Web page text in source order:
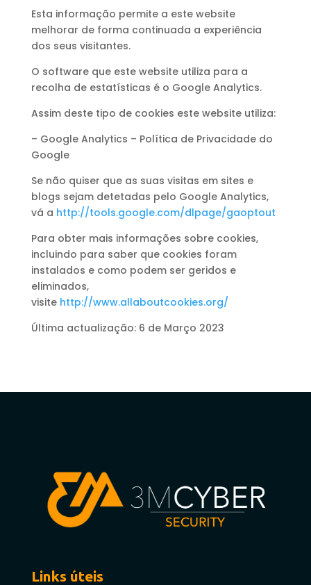
Esta informação permite a este website
melhorar de forma continuada a experiência
dos seus visitantes.
O software que este website utiliza para a
recolha de estatísticas é o Google Analytics.
Assim deste tipo de cookies este website utiliza:
– Google Analytics – Política de Privacidade do
Google
Se não quiser que as suas visitas em sites e
blogs sejam detetadas pelo Google Analytics,
vá a http://tools.google.com/dlpage/gaoptout
Para obter mais informações sobre cookies,
incluindo para saber que cookies foram
instalados e como podem ser geridos e
eliminados,
visite http://www.allaboutcookies.org/
Última actualização: 6 de Março 2023
Links úteis